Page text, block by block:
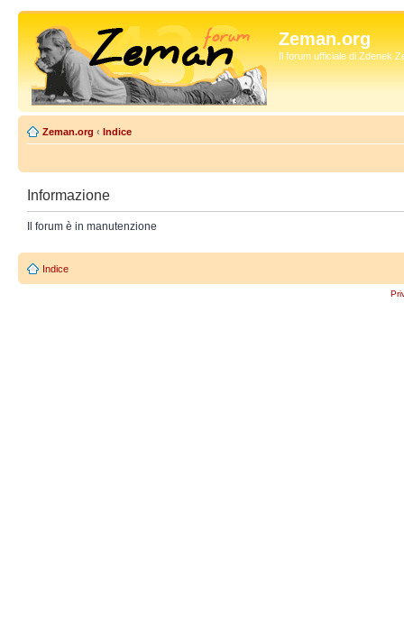
Zeman.org
Il forum ufficiale di Zdenek
Zeman.org ‹ Indice
Informazione
Il forum è in manutenzione
Indice